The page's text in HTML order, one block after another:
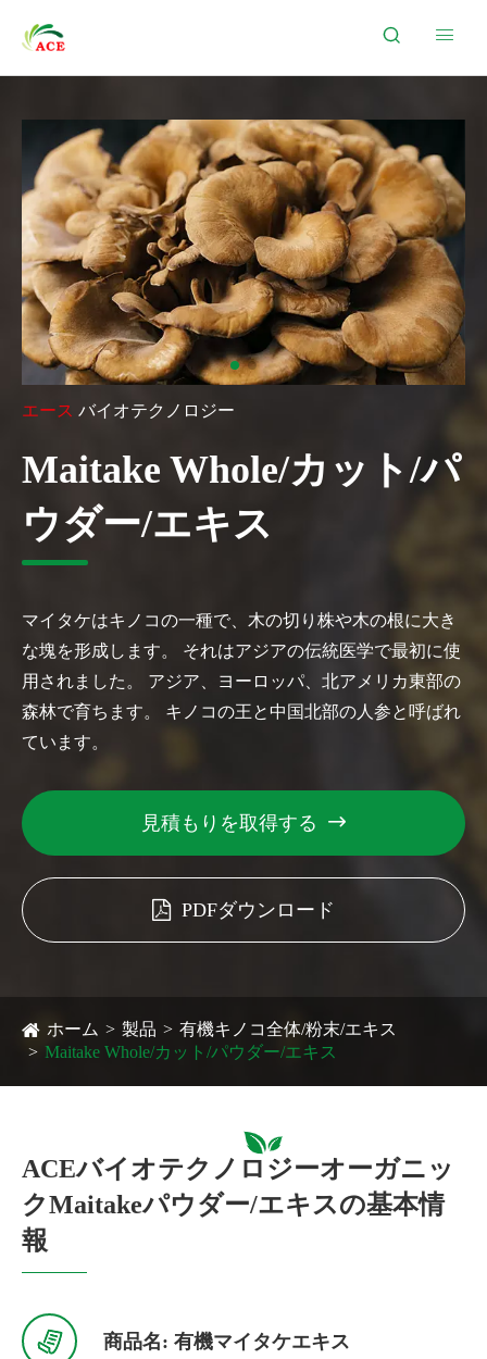
 
エース バイオテクノロジー
Maitake Whole/カット/パ
ウダー/エキス
マイタケはキノコの一種で、木の切り株や木の根に大き
な塊を形成します。 それはアジアの伝統医学で最初に使
用されました。 アジア、ヨーロッパ、北アメリカ東部の
森林で育ちます。 キノコの王と中国北部の人参と呼ばれ
ています。
見積もりを取得する 
PDFダウンロード
ホーム 製品
有機キノコ全体/粉末/エキス
Maitake Whole/カット/パウダー/エキス
ACEバイオテクノロジーオーガニッ
クMaitakeパウダー/エキスの基本情
報
 商品名: 有機マイタケエキス